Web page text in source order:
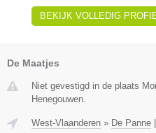
BEKIJK VOLLEDIG
De Maatjes
Niet gevestigd in de plaats
Henegouwen.
West-Vlaanderen » De Panne